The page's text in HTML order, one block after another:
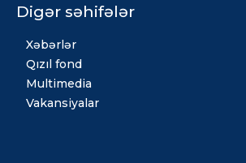
Digər səhifələr
Xəbərlər
Qızıl fond
Multimedia
Vakansiyalar